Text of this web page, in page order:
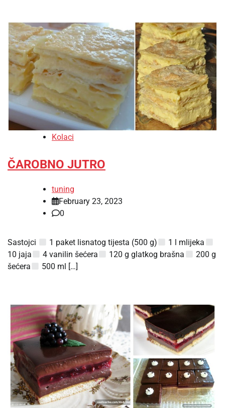
Kolaci
ČAROBNO JUTRO
tuning
February 23, 2023
0
Sastojci 1 paket lisnatog tijesta (500 g)
1 l mlijeka
10 jaja
4 vanilin šećera 120 g glatkog brašna
200 g
šećera
500 ml […]